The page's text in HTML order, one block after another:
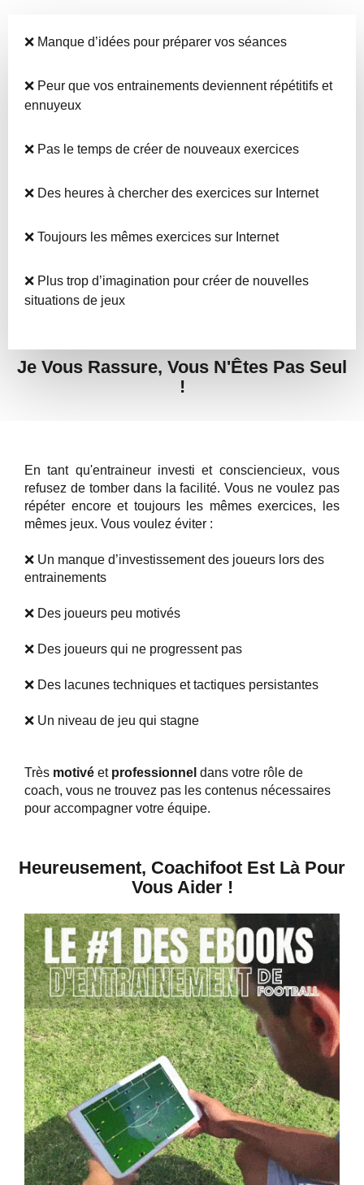
❌ Manque d’idées pour préparer vos séances
❌ Peur que vos entrainements deviennent répétitifs et
ennuyeux
❌ Pas le temps de créer de nouveaux exercices
❌ Des heures à chercher des exercices sur Internet
❌ Toujours les mêmes exercices sur Internet
❌ Plus trop d’imagination pour créer de nouvelles
situations de jeux
Je Vous Rassure, Vous N'Êtes Pas Seul
!
En tant qu'entraineur investi et consciencieux, vous
refusez de tomber dans la facilité. Vous ne voulez pas
répéter encore et toujours les mêmes exercices, les
mêmes jeux. Vous voulez éviter :
❌ Un manque d’investissement des joueurs lors des
entrainements
❌ Des joueurs peu motivés
❌ Des joueurs qui ne progressent pas
❌ Des lacunes techniques et tactiques persistantes
❌ Un niveau de jeu qui stagne
Très motivé et professionnel dans votre rôle de
coach, vous ne trouvez pas les contenus nécessaires
pour accompagner votre équipe.
Heureusement, Coachifoot Est Là Pour
Vous Aider !